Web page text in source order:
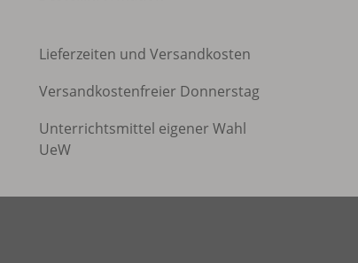
Lieferzeiten und Versandkosten
Versandkostenfreier Donnerstag
Unterrichtsmittel eigener Wahl
UeW